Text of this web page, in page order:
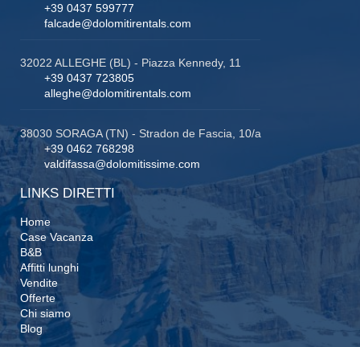
+39 0437 599777
falcade@dolomitirentals.com
32022 ALLEGHE (BL) - Piazza Kennedy, 11
+39 0437 723805
alleghe@dolomitirentals.com
38030 SORAGA (TN) - Stradon de Fascia, 10/a
+39 0462 768298
valdifassa@dolomitissime.com
LINKS DIRETTI
Home
Case Vacanza
B&B
Affitti lunghi
Vendite
Offerte
Chi siamo
Blog